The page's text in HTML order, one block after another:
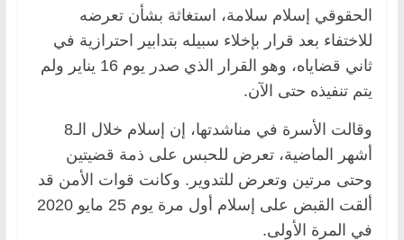
الحقوقي إسلام سلامة، استغاثة بشأن تعرضه
للاختفاء بعد قرار بإخلاء سبيله بتدابير احترازية في
ثاني قضاياه، وهو القرار الذي صدر يوم 16 يناير ولم
يتم تنفيذه حتى الآن.
وقالت الأسرة في مناشدتها، إن إسلام خلال الـ8
أشهر الماضية، تعرض للحبس على ذمة قضيتين
وحتى مرتين وتعرض للتدوير. وكانت قوات الأمن قد
ألقت القبض على إسلام أول مرة يوم 25 مايو 2020
في المرة الأولى.